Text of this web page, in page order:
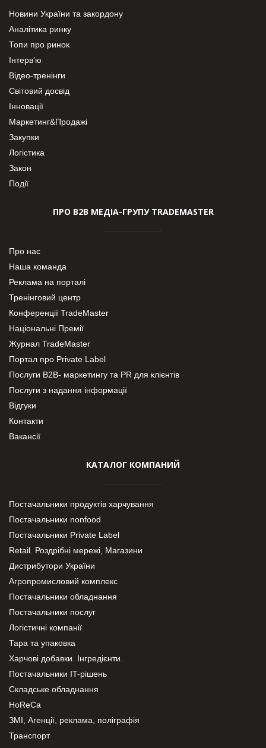
Новини України та закордону
Аналітика ринку
Топи про ринок
Інтерв’ю
Відео-тренінги
Світовий досвід
Інновації
Маркетинг&Продажі
Закупки
Логістика
Закон
Події
ПРО В2В МЕДІА-ГРУПУ TRADEMASTER
Про нас
Наша команда
Реклама на порталі
Тренінговий центр
Конференції TradeMaster
Національні Премії
Журнал TradeMaster
Портал про Private Label
Послуги В2В- маркетингу та PR для клієнтів
Послуги з надання інформації
Відгуки
Контакти
Вакансії
КАТАЛОГ КОМПАНИЙ
Постачальники продуктів харчування
Постачальники nonfood
Постачальники Private Label
Retail. Роздрібні мережі, Магазини
Дистрибутори України
Агропромисловий комплекс
Постачальники обладнання
Постачальники послуг
Логістичні компанії
Тара та упаковка
Харчові добавки. Інгредієнти.
Постачальники IT-рішень
Складське обладнання
HoReCa
ЗМІ, Агенції, реклама, поліграфія
Транспорт